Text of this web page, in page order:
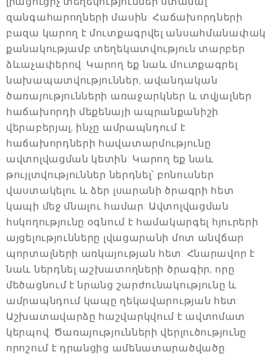
զանգահարողների մասին: Հաճախորդների
բազա կարող է մուտքագրվել անսահմանափակ
քանակությամբ տեղեկատվություն տարբեր
ձևաչափերով: Կարող եք նաև մուտքագրել
նախապատվություններ, ավանդական
ծառայությունների առաջարկներ և տվյալներ
հաճախորդի մեքենայի ապրանքանիշի
վերաբերյալ, ինչը ամրապնդում է
հաճախորդների հավատարմությունը
ավտոլվացման կետին: Կարող եք նաև
թույլտվություններ ներդնել՝ բոնուսներ
վաստակելու և ձեր լսարանի ծրագրի հետ
կապի մեջ մնալու համար: Ավտոլվացման
հսկողությունը օգնում է համակարգել հյուրերի
այցելությունները լվացարանի մոտ անվճար
պորտալների առկայության հետ: Հնարավոր է
նաև ներդնել աշխատողների ծրագիր, որը
մեծացնում է նրանց շարժունակությունը և
ամրապնդում կապը ղեկավարության հետ:
Աշխատավարձը հաշվարկվում է ավտոմատ
կերպով: Ծառայությունների վերլուծությունը
որոշում է դրանցից ամենատարածվածը: